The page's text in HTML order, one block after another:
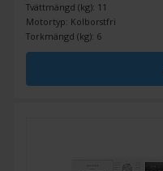
Tvättmängd (kg): 11
Motortyp: Kolborstfri
Torkmängd (kg): 6